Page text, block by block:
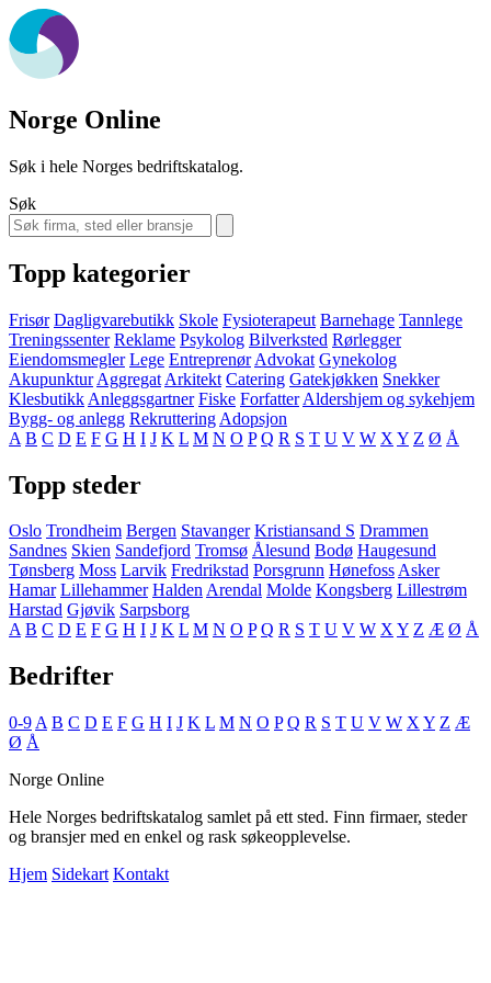
Norge Online
Søk i hele Norges bedriftskatalog.
Søk
Topp kategorier
Frisør Dagligvarebutikk Skole Fysioterapeut Barnehage Tannlege
Treningssenter Reklame Psykolog Bilverksted Rørlegger
Eiendomsmegler Lege Entreprenør Advokat Gynekolog
Akupunktur Aggregat Arkitekt Catering Gatekjøkken Snekker
Klesbutikk Anleggsgartner Fiske Forfatter Aldershjem og sykehjem
Bygg- og anlegg Rekruttering Adopsjon
A B C D E F G H I J K L M N O P Q R S T U V W X Y Z Ø Å
Topp steder
Oslo Trondheim Bergen Stavanger Kristiansand S Drammen
Sandnes Skien Sandefjord Tromsø Ålesund Bodø Haugesund
Tønsberg Moss Larvik Fredrikstad Porsgrunn HønefossAsker
Hamar Lillehammer HaldenArendal Molde Kongsberg Lillestrøm
Harstad Gjøvik Sarpsborg
A B C D E F G H I J K L M N O P Q R S T U V W XY Z Æ Ø Å
Bedrifter
0-9 A B C D E F G H I J K L M N O P Q R S T U V W X Y Z Æ
Ø Å
Norge Online
Hele Norges bedriftskatalog samlet på ett sted. Finn firmaer, steder
og bransjer med en enkel og rask søkeopplevelse.
Hjem Sidekart Kontakt